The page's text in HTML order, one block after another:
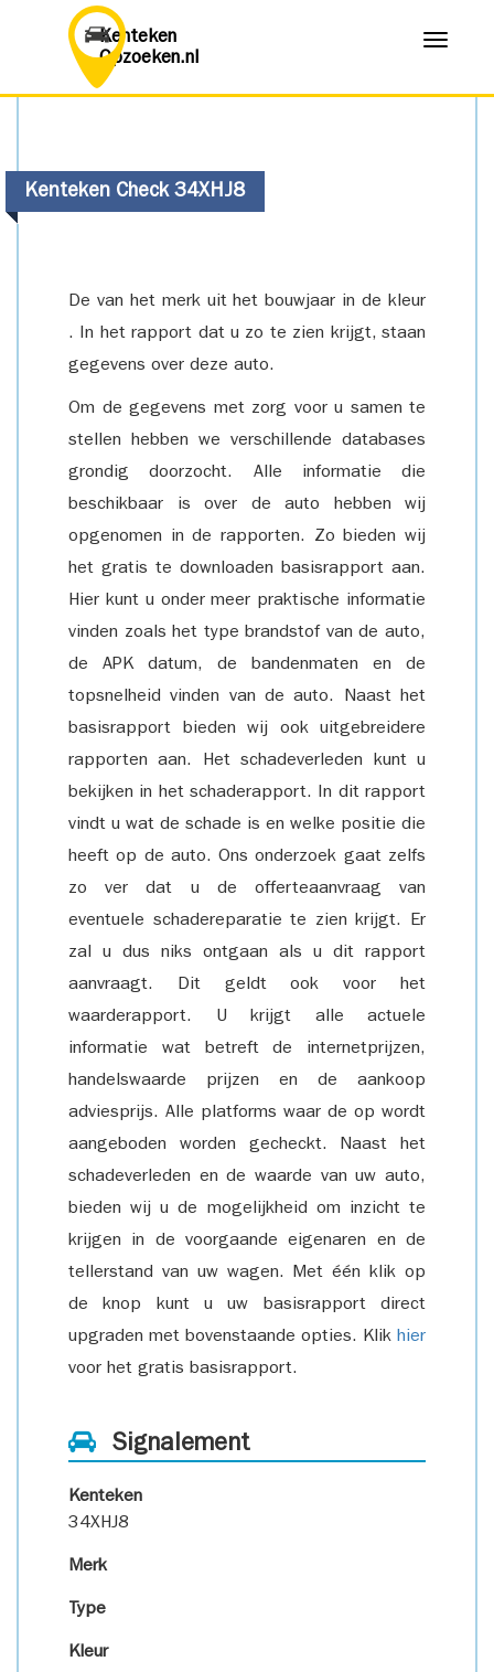
Kenteken
Opzoeken.nl
Menu
Kenteken Check 34XHJ8
De van het merk uit het bouwjaar in de kleur
. In het rapport dat u zo te zien krijgt, staan
gegevens over deze auto.
Om de gegevens met zorg voor u samen te
stellen hebben we verschillende databases
grondig doorzocht. Alle informatie die
beschikbaar is over de auto hebben wij
opgenomen in de rapporten. Zo bieden wij
het gratis te downloaden basisrapport aan.
Hier kunt u onder meer praktische informatie
vinden zoals het type brandstof van de auto,
de APK datum, de bandenmaten en de
topsnelheid vinden van de auto. Naast het
basisrapport bieden wij ook uitgebreidere
rapporten aan. Het schadeverleden kunt u
bekijken in het schaderapport. In dit rapport
vindt u wat de schade is en welke positie die
heeft op de auto. Ons onderzoek gaat zelfs
zo ver dat u de offerteaanvraag van
eventuele schadereparatie te zien krijgt. Er
zal u dus niks ontgaan als u dit rapport
aanvraagt. Dit geldt ook voor het
waarderapport. U krijgt alle actuele
informatie wat betreft de internetprijzen,
handelswaarde prijzen en de aankoop
adviesprijs. Alle platforms waar de op wordt
aangeboden worden gecheckt. Naast het
schadeverleden en de waarde van uw auto,
bieden wij u de mogelijkheid om inzicht te
krijgen in de voorgaande eigenaren en de
tellerstand van uw wagen. Met één klik op
de knop kunt u uw basisrapport direct
upgraden met bovenstaande opties. Klik hier
voor het gratis basisrapport.
Signalement
Kenteken
34XHJ8
Merk
Type
Kleur